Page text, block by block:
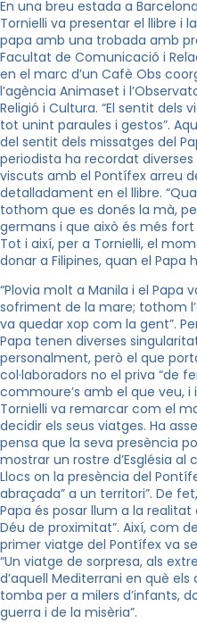
En una breu estada a
Tornielli va presentar el llibre i
papa amb una trobada amb
Facultat de Comunicació i
en el marc d’un Cafè Obs
l’agència Animaset i
Religió i Cultura. “El sentit
tot unint paraules i gestos”.
del sentit dels missatges del
periodista ha recordat
viscuts amb el Pontífex arreu
detalladament en el llibre.
tothom que es donés la mà,
germans i que això és més
Tot i així, per a Tornielli, el
donar a Filipines, quan el Papa
“Plovia molt a Manila i el Papa
sofriment de la mare; tothom
va quedar xop com la gent”.
Papa tenen diverses
personalment, però el que
col·laboradors no el priva “de
commoure’s amb el que veu, i
Tornielli va remarcar com el
decidir els seus viatges. Ha
pensa que la seva presència
mostrar un rostre d’Església
Llocs on la presència del
abraçada” a un territori”. De
Papa és posar llum a la realitat
Déu de proximitat”. Així, com
primer viatge del Pontífex va
“Un viatge de sorpresa, als
d’aquell Mediterrani en què
tomba per a milers d’infants,
guerra i de la misèria”.